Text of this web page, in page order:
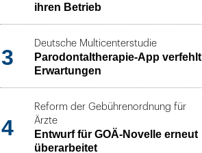
ihren Betrieb
3
Deutsche Multicenterstudie
Parodontaltherapie-App verfehlt
Erwartungen
4
Reform der Gebührenordnung für
Ärzte
Entwurf für GOÄ-Novelle erneut
überarbeitet